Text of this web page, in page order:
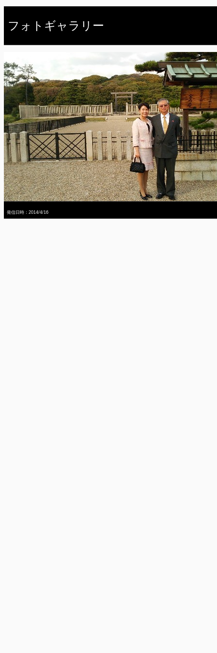
フォトギャラリー
発信日時：2014/4/16